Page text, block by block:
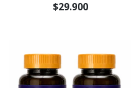
$29.900